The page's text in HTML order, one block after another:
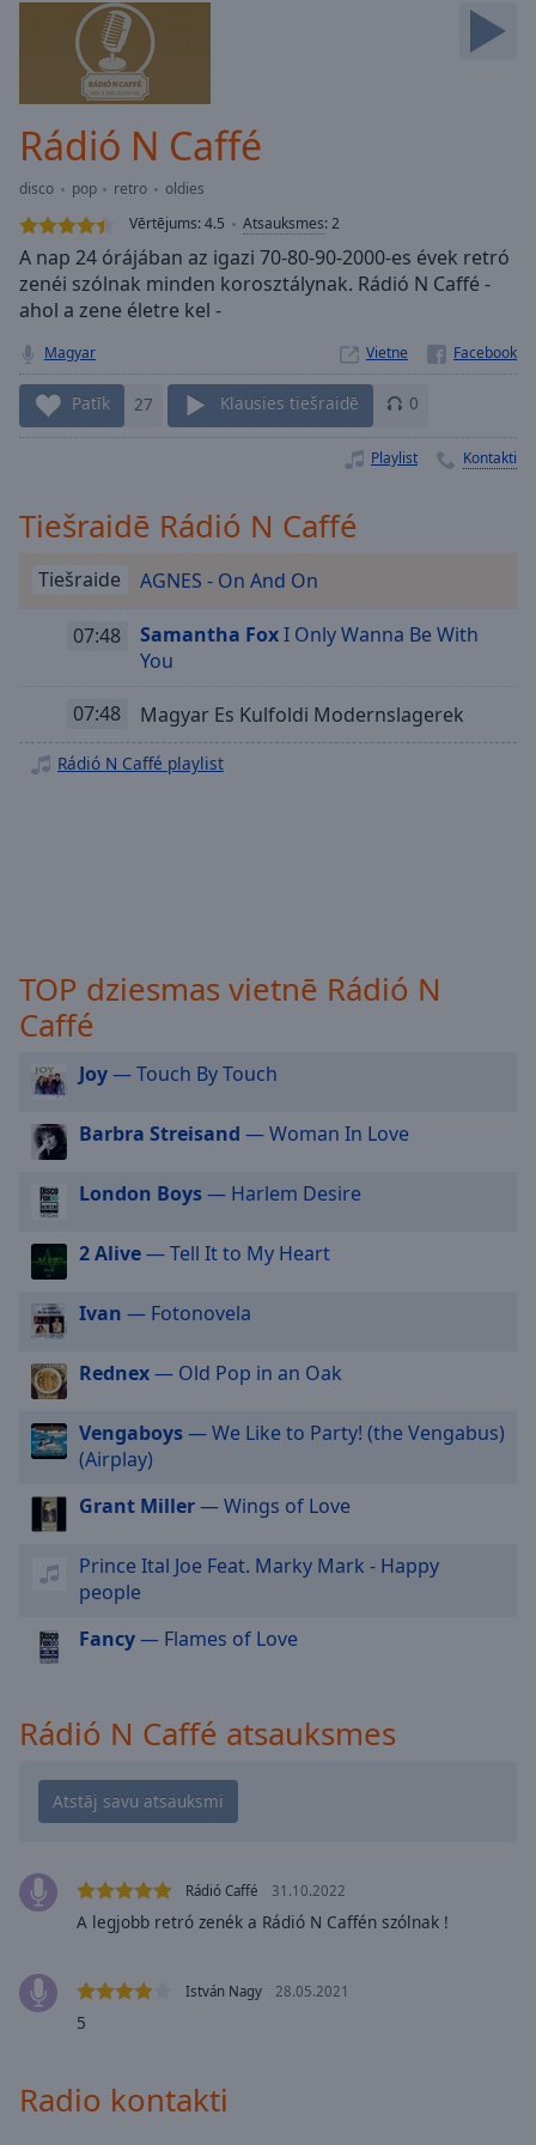
Loaded
0.00%
Stream
TypeLIVE
Seek to
currently
behind
liveLIVE
Remaining
Time-
Playback
Chapters
descriptions
off,
settings
dialog
subtitles
off
selected
Audio
Track
Picture-
Picture
Fullscreen
modal
window.
Beginning
dialog
window.
Escape
close
window.
Opacity
Color
Rádió N Caffé
disco pop retro
oldies
Vērtējums:4.5 Atsauksmes:2
A nap 24 órájában az igazi 70-80-90-2000-es évek retró
zenéi szólnak minden korosztálynak. Rádió N Caffé -
ahol a zene életre kel -
Magyar Vietne
Patīk 27 Klausies tiešraidē 0
Playlist Kontakti
Tiešraidē Rádió N Caffé
Tiešraide AGNES - On And On
07:48 Samantha FoxI Only Wanna Be With
You
07:48 Magyar Es Kulfoldi Modernslagerek
Rádió N Caffé playlist
TOP dziesmas vietnē Rádió N
Caffé
Joy— Touch By Touch
Barbra Streisand — Woman In Love
London Boys— Harlem Desire
2 Alive— Tell It to My Heart
Ivan — Fotonovela
Rednex— Old Pop in an Oak
Vengaboys— We Like to Party! (the Vengabus)
(Airplay)
Grant Miller— Wings of Love
Prince Ital Joe Feat. Marky Mark - Happy
people
Fancy— Flames of Love
Rádió N Caffé atsauksmes
Rádió Caffé 31.10.2022
A legjobb retró zenék a Rádió N Caffén szólnak !
István Nagy 28.05.2021
5
Radio kontakti